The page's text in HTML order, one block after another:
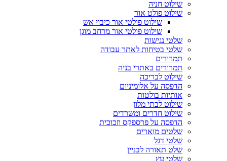
שילוט חניה
שילוט פולט אור
שילוט פולטי אור כיבוי אש
שילוט פולטי אור מרחב מוגן
שלטי נגישות
שלטי בטיחות לאתר עבודה
תמרורים
תמרורים באתרי בניה
שילוט לבריכה
הדפסה על אלומיניום
אותיות בולטות
שילוט לבתי מלון
שילוט חדרים ומשרדים
הדפסה על פרספקס וזכוכית
שלטים מוארים
שלטי דגל
שלט תאורה לבניין
שלטי עץ